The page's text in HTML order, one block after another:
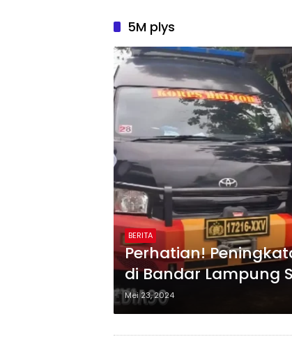
5M plys
BERITA
Perhatian!
di Bandar Lampung
Mei 23, 2024